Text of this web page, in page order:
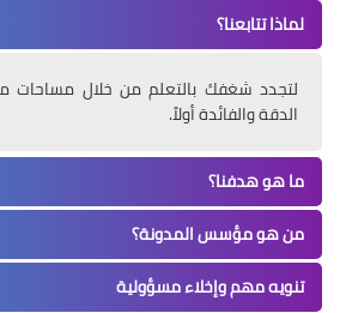
لماذا تتابعنا؟
لتجدد شغفك بالتعلم من خلال مساحات
الدقة والفائدة أولاً.
ما هو هدفنا؟
من هو مؤسس المدونة؟
تنويه مهم وإخلاء مسؤولية